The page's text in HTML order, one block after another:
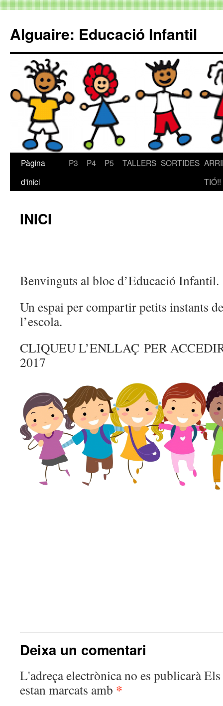
Alguaire: Educació Infantil
Vés
Pàgina
d'inici
P3 P4 P5 TALLERS SORTIDES
TIÓ!!
INICI
Benvinguts al bloc d’Educació Infantil.
Un espai per compartir petits instants
l’escola.
CLIQUEU L’ENLLAÇ PER
2017
Deixa un comentari
L'adreça electrònica no es publicaràEls
estan marcats amb *